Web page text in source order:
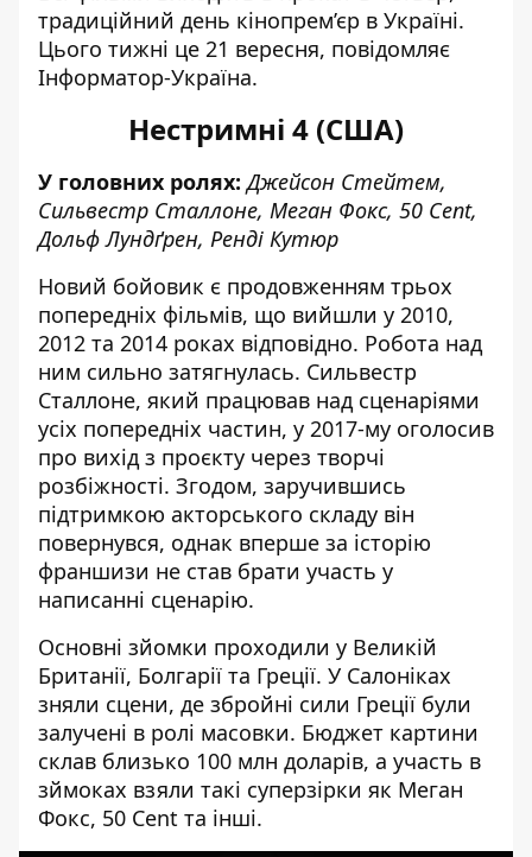
традиційний день кінопрем’єр в Україні.
Цього тижні це 21 вересня, повідомляє
Інформатор-Україна.
Нестримні 4 (США)
У головних ролях: Джейсон Стейтем,
Сильвестр Сталлоне, Меган Фокс, 50 Cent,
Дольф Лундґрен, Ренді Кутюр
Новий бойовик є продовженням трьох
попередніх фільмів, що вийшли у 2010,
2012 та 2014 роках відповідно. Робота над
ним сильно затягнулась. Сильвестр
Сталлоне, який працював над сценаріями
усіх попередніх частин, у 2017-му оголосив
про вихід з проєкту через творчі
розбіжності. Згодом, заручившись
підтримкою акторського складу він
повернувся, однак вперше за історію
франшизи не став брати участь у
написанні сценарію.
Основні зйомки проходили у Великій
Британії, Болгарії та Греції. У Салоніках
зняли сцени, де збройні сили Греції були
залучені в ролі масовки. Бюджет картини
склав близько 100 млн доларів, а участь в
зймоках взяли такі суперзірки як Меган
Фокс, 50 Cent та інші.